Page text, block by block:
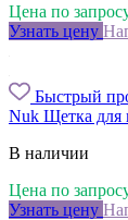
Цена по
Узнать цену
Быстрый
Nuk Щетка для
В наличии
Цена по
Узнать цену